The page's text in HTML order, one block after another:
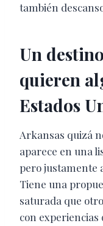
también
Un
quieren
Estados
Arkansas quizá
aparece en una
pero justamente
Tiene una
saturada que
con